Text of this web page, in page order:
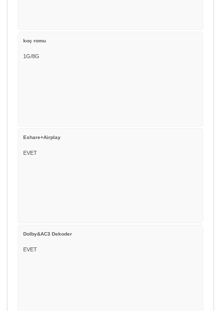
koç romu
1G/8G
Eshare+Airplay
EVET
Dolby&AC3 Dekoder
EVET